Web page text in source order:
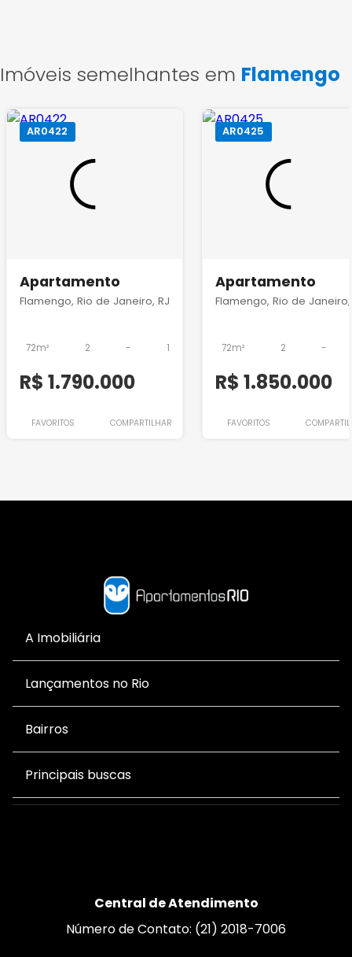
Imóveis semelhantes em Flamengo
AR0422
Apartamento
Flamengo, Rio de Janeiro, RJ
72m² 2 - 1
R$ 1.790.000
FAVORITOS COMPARTILHAR
AR0425
Apartamento
Flamengo, Rio de Janeiro,
72m² 2 -
R$ 1.850.000
FAVORITOS
A Imobiliária
Lançamentos no Rio
Bairros
Principais buscas
Central de Atendimento
Número de Contato: (21) 2018-7006